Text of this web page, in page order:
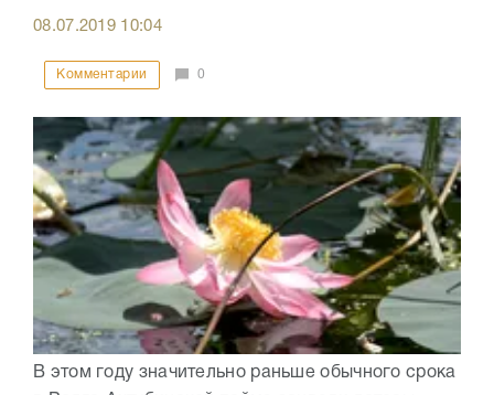
08.07.2019 10:04
Комментарии 0
В этом году значительно раньше обычного срока